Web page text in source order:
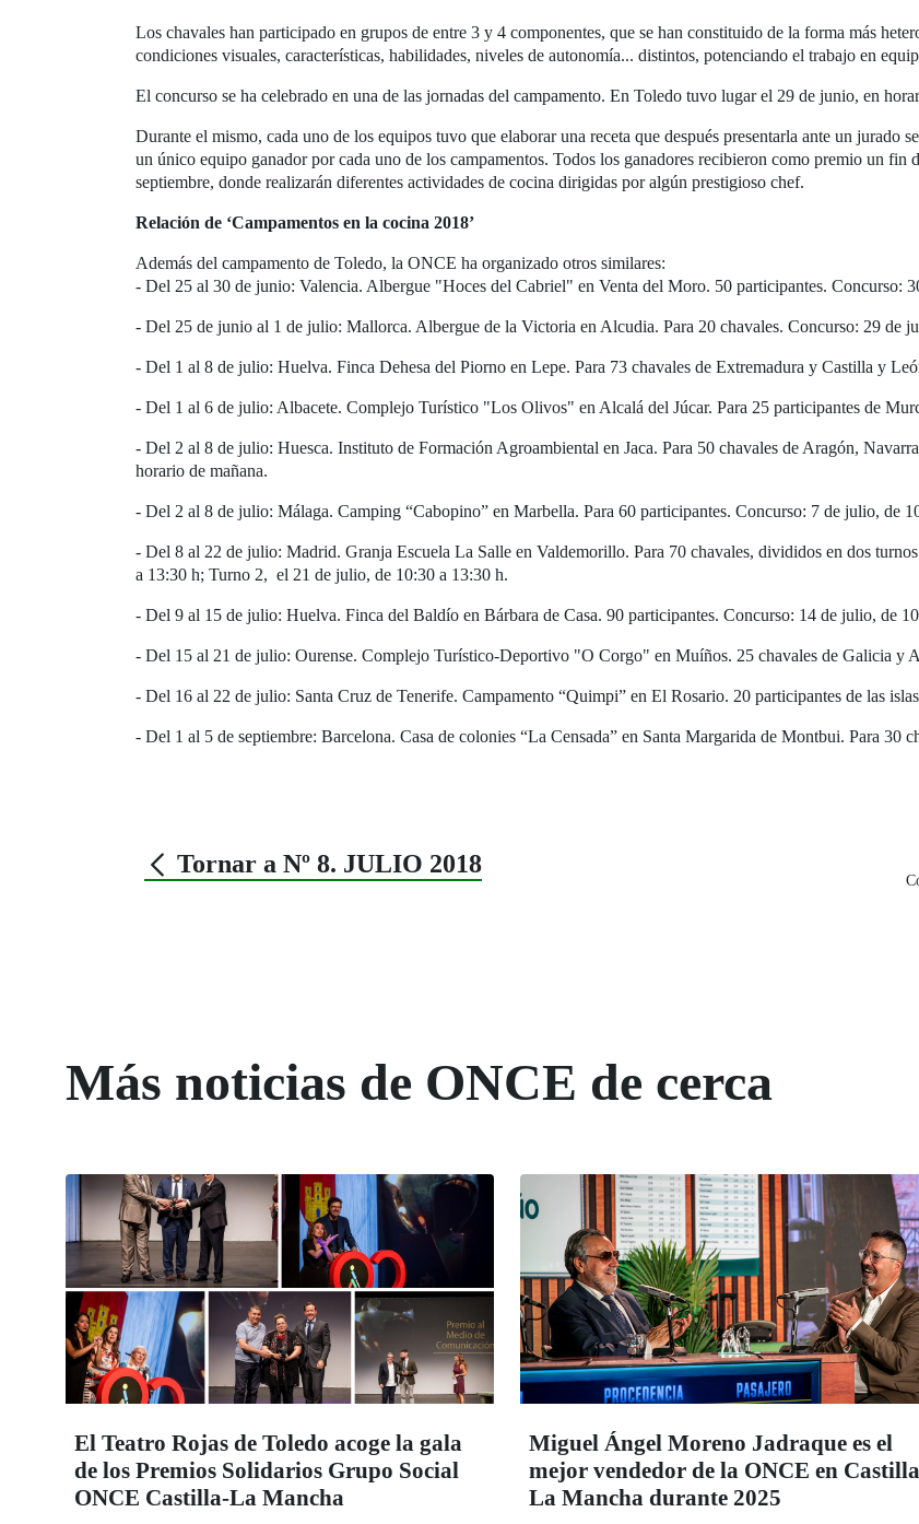
Los chavales han participado en grupos de entre 3 y 4 componentes, que se han constituido de la forma más
condiciones visuales, características, habilidades, niveles de autonomía... distintos, potenciando el trabajo en
El concurso se ha celebrado en una de las jornadas del campamento. En Toledo tuvo lugar el 29 de junio, en
Durante el mismo, cada uno de los equipos tuvo que elaborar una receta que después presentarla ante un jurado
un único equipo ganador por cada uno de los campamentos. Todos los ganadores recibieron como premio un
septiembre, donde realizarán diferentes actividades de cocina dirigidas por algún prestigioso chef.
Relación de ‘Campamentos en la cocina 2018’
Además del campamento de Toledo, la ONCE ha organizado otros similares:
- Del 25 al 30 de junio: Valencia. Albergue "Hoces del Cabriel" en Venta del Moro. 50 participantes. Concurso:
- Del 25 de junio al 1 de julio: Mallorca. Albergue de la Victoria en Alcudia. Para 20 chavales. Concurso: 29 de
- Del 1 al 8 de julio: Huelva. Finca Dehesa del Piorno en Lepe. Para 73 chavales de Extremadura y Castilla y
- Del 1 al 6 de julio: Albacete. Complejo Turístico "Los Olivos" en Alcalá del Júcar. Para 25 participantes de
- Del 2 al 8 de julio: Huesca. Instituto de Formación Agroambiental en Jaca. Para 50 chavales de Aragón,
horario de mañana.
- Del 2 al 8 de julio: Málaga. Camping “Cabopino” en Marbella. Para 60 participantes. Concurso: 7 de julio, de
- Del 8 al 22 de julio: Madrid. Granja Escuela La Salle en Valdemorillo. Para 70 chavales, divididos en dos
a 13:30 h; Turno 2, el 21 de julio, de 10:30 a 13:30 h.
- Del 9 al 15 de julio: Huelva. Finca del Baldío en Bárbara de Casa. 90 participantes. Concurso: 14 de julio, de
- Del 15 al 21 de julio: Ourense. Complejo Turístico-Deportivo "O Corgo" en Muíños. 25 chavales de Galicia y
- Del 16 al 22 de julio: Santa Cruz de Tenerife. Campamento “Quimpi” en El Rosario. 20 participantes de las
- Del 1 al 5 de septiembre: Barcelona. Casa de colonies “La Censada” en Santa Margarida de Montbui. Para 30
Tornar a Nº 8. JULIO 2018
Más noticias de ONCE de cerca
El Teatro Rojas de Toledo acoge la gala
de los Premios Solidarios Grupo Social
ONCE Castilla-La Mancha
Miguel Ángel Moreno Jadraque es el
mejor vendedor de la ONCE en
La Mancha durante 2025